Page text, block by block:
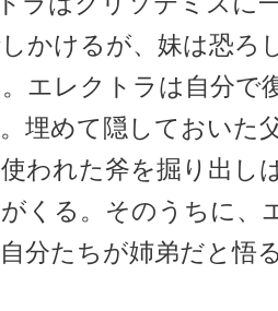
かけるが、妹は恐ろ
エレクトラは自分で
埋めて隠しておいた
われた斧を掘り出し
くる。そのうちに、
分たちが姉弟だと悟